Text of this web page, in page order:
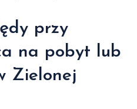
przy
na pobyt lub
Zielonej